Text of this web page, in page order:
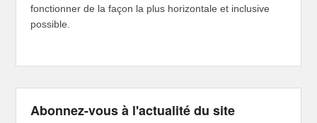
fonctionner de la façon la plus horizontale et inclusive
possible.
Abonnez-vous à l'actualité du site